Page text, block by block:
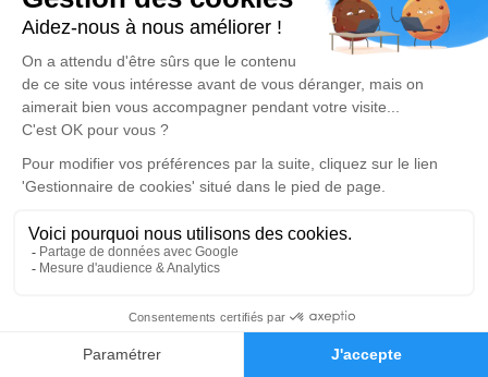
Faire-part Hommages
poèmes ou des textes. Cet endroit est un lieu
d'expression dédié à honorer la mémoire d’Henri
BRUGEROLLE.
Un service de plantation d’arbre hommage est
disponible ici.
Je rends hommage
Cérémonie religieuse
Eglise Saint Joseph de La Trinité-sur-Mer
162, Rue du Kreisker